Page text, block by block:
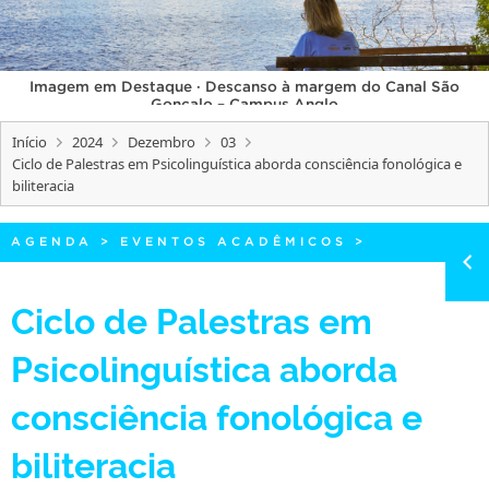
EDITAIS
INTERNACIONAL
OUVIDORIA
PORTARIAS
TELEFONES
Imagem em Destaque · Descanso à margem do Canal São
Gonçalo – Campus Anglo
Início 2024 Dezembro
03
Ciclo de Palestras em Psicolinguística aborda consciência fonológica e
biliteracia
AGENDA > EVENTOS ACADÊMICOS >
Ciclo de Palestras em
Psicolinguística aborda
consciência fonológica e
biliteracia